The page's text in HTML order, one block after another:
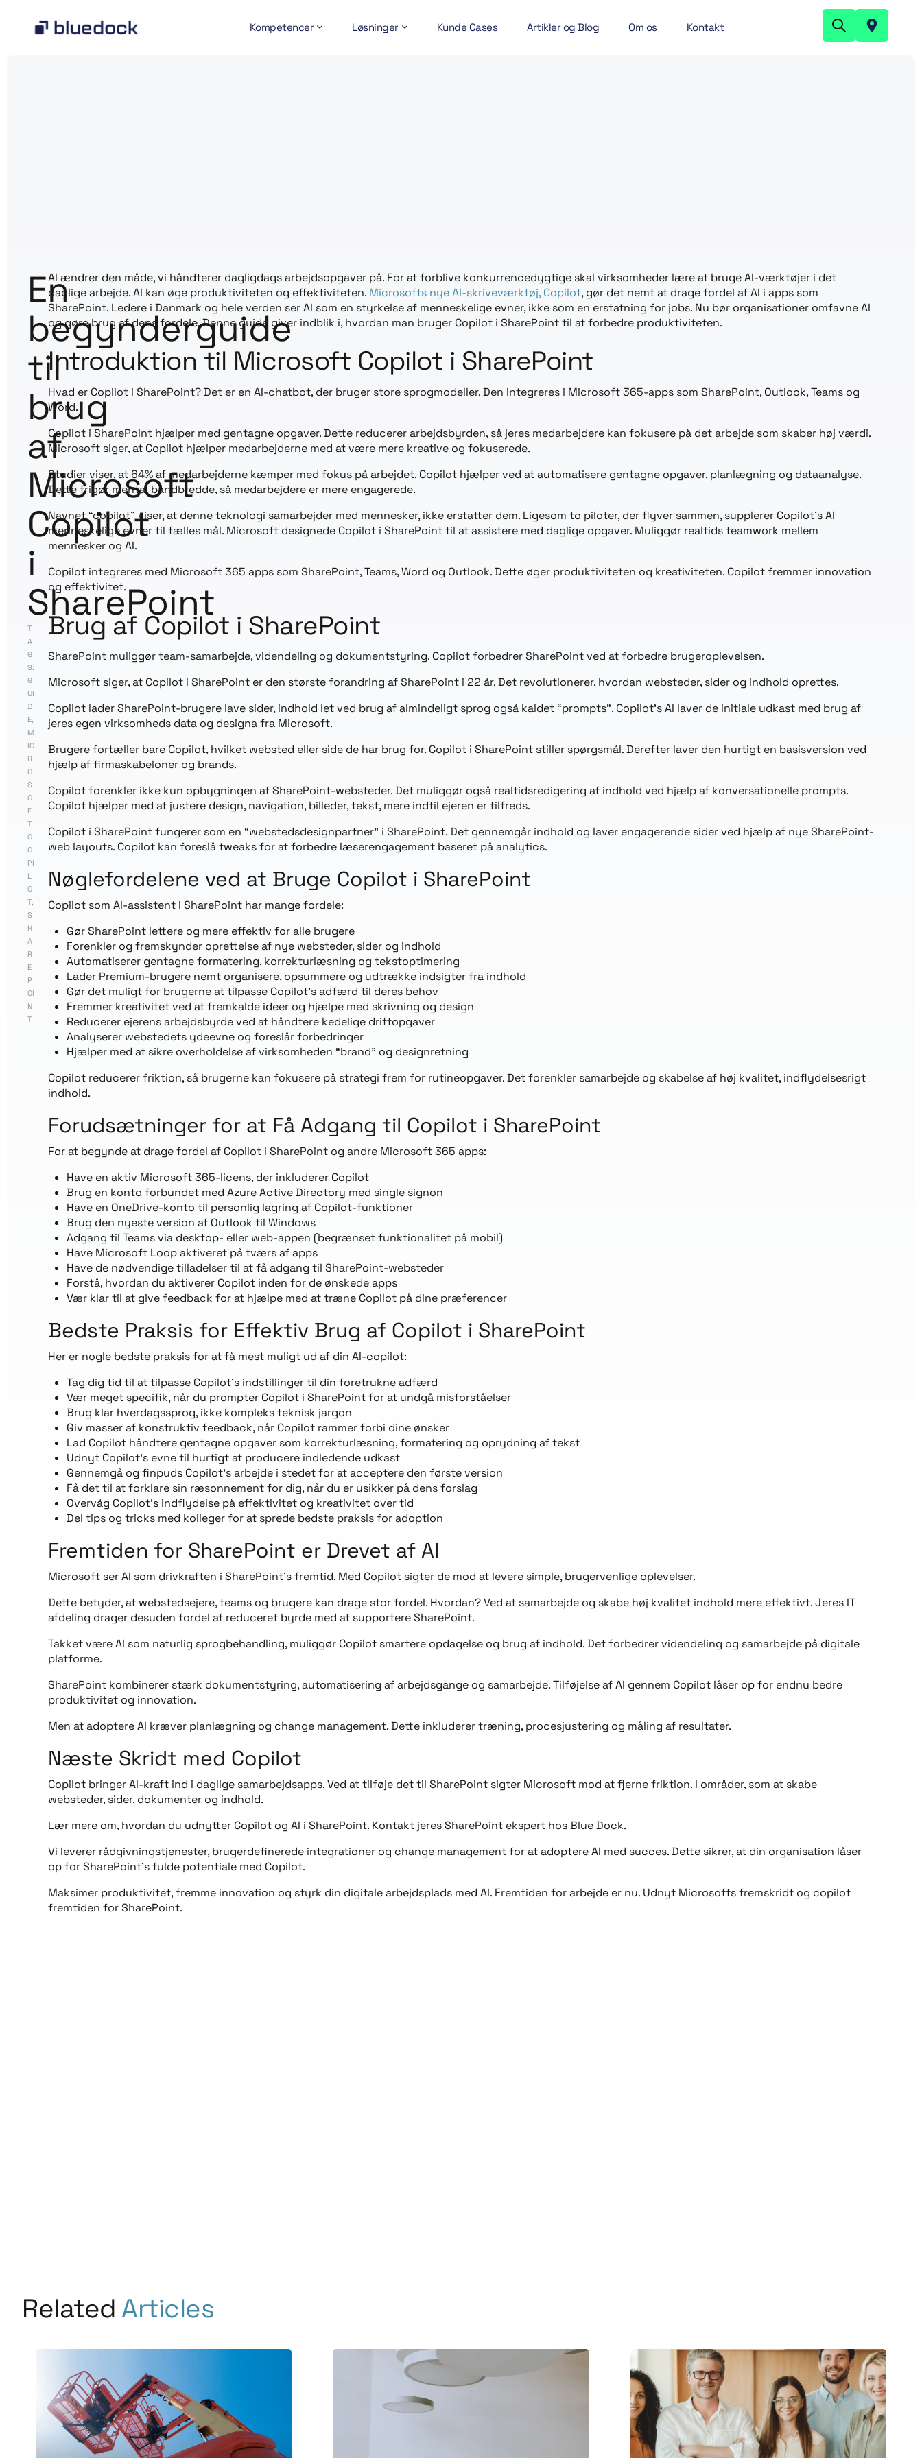
Kompetencer Løsninger Kunde Cases Artikler og Blog Om os Kontakt
En
begynderguide
til
brug
af
Microsoft
Copilot
i
SharePoint
T
A
G
S:
G
UI
D
E,
M
IC
R
O
S
O
F
T
C
O
PI
L
O
T,
S
H
A
R
E
P
OI
N
T
AI ændrer den måde, vi håndterer dagligdags arbejdsopgaver på. For at forblive konkurrencedygtige skal virksomheder lære at bruge AI-værktøjer i det
daglige arbejde. AI kan øge produktiviteten og effektiviteten. Microsofts nye AI-skriveværktøj, Copilot, gør det nemt at drage fordel af AI i apps som
SharePoint. Ledere i Danmark og hele verden ser AI som en styrkelse af menneskelige evner, ikke som en erstatning for jobs. Nu bør organisationer omfavne AI
og gøre brug af dens fordele. Denne guide giver indblik i, hvordan man bruger Copilot i SharePoint til at forbedre produktiviteten.
Introduktion til Microsoft Copilot i SharePoint
Hvad er Copilot i SharePoint? Det er en AI-chatbot, der bruger store sprogmodeller. Den integreres i Microsoft 365-apps som SharePoint, Outlook, Teams og
Word.
Copilot i SharePoint hjælper med gentagne opgaver. Dette reducerer arbejdsbyrden, så jeres medarbejdere kan fokusere på det arbejde som skaber høj værdi.
Microsoft siger, at Copilot hjælper medarbejderne med at være mere kreative og fokuserede.
Studier viser, at 64% af medarbejderne kæmper med fokus på arbejdet. Copilot hjælper ved at automatisere gentagne opgaver, planlægning og dataanalyse.
Dette frigør mental båndbredde, så medarbejdere er mere engagerede.
Navnet “copilot” viser, at denne teknologi samarbejder med mennesker, ikke erstatter dem. Ligesom to piloter, der flyver sammen, supplerer Copilot’s AI
menneskelige evner til fælles mål. Microsoft designede Copilot i SharePoint til at assistere med daglige opgaver. Muliggør realtids teamwork mellem
mennesker og AI.
Copilot integreres med Microsoft 365 apps som SharePoint, Teams, Word og Outlook. Dette øger produktiviteten og kreativiteten. Copilot fremmer innovation
og effektivitet.
Brug af Copilot i SharePoint
SharePoint muliggør team-samarbejde, videndeling og dokumentstyring. Copilot forbedrer SharePoint ved at forbedre brugeroplevelsen.
Microsoft siger, at Copilot i SharePoint er den største forandring af SharePoint i 22 år. Det revolutionerer, hvordan websteder, sider og indhold oprettes.
Copilot lader SharePoint-brugere lave sider, indhold let ved brug af almindeligt sprog også kaldet “prompts”. Copilot’s AI laver de initiale udkast med brug af
jeres egen virksomheds data og designa fra Microsoft.
Brugere fortæller bare Copilot, hvilket websted eller side de har brug for. Copilot i SharePoint stiller spørgsmål. Derefter laver den hurtigt en basisversion ved
hjælp af firmaskabeloner og brands.
Copilot forenkler ikke kun opbygningen af SharePoint-websteder. Det muliggør også realtidsredigering af indhold ved hjælp af konversationelle prompts.
Copilot hjælper med at justere design, navigation, billeder, tekst, mere indtil ejeren er tilfreds.
Copilot i SharePoint fungerer som en “webstedsdesignpartner” i SharePoint. Det gennemgår indhold og laver engagerende sider ved hjælp af nye SharePoint-
web layouts. Copilot kan foreslå tweaks for at forbedre læserengagement baseret på analytics.
Nøglefordelene ved at Bruge Copilot i SharePoint
Copilot som AI-assistent i SharePoint har mange fordele:
Gør SharePoint lettere og mere effektiv for alle brugere
Forenkler og fremskynder oprettelse af nye websteder, sider og indhold
Automatiserer gentagne formatering, korrekturlæsning og tekstoptimering
Lader Premium-brugere nemt organisere, opsummere og udtrække indsigter fra indhold
Gør det muligt for brugerne at tilpasse Copilot’s adfærd til deres behov
Fremmer kreativitet ved at fremkalde ideer og hjælpe med skrivning og design
Reducerer ejerens arbejdsbyrde ved at håndtere kedelige driftopgaver
Analyserer webstedets ydeevne og foreslår forbedringer
Hjælper med at sikre overholdelse af virksomheden “brand” og designretning
Copilot reducerer friktion, så brugerne kan fokusere på strategi frem for rutineopgaver. Det forenkler samarbejde og skabelse af høj kvalitet, indflydelsesrigt
indhold.
Forudsætninger for at Få Adgang til Copilot i SharePoint
For at begynde at drage fordel af Copilot i SharePoint og andre Microsoft 365 apps:
Have en aktiv Microsoft 365-licens, der inkluderer Copilot
Brug en konto forbundet med Azure Active Directory med single signon
Have en OneDrive-konto til personlig lagring af Copilot-funktioner
Brug den nyeste version af Outlook til Windows
Adgang til Teams via desktop- eller web-appen (begrænset funktionalitet på mobil)
Have Microsoft Loop aktiveret på tværs af apps
Have de nødvendige tilladelser til at få adgang til SharePoint-websteder
Forstå, hvordan du aktiverer Copilot inden for de ønskede apps
Vær klar til at give feedback for at hjælpe med at træne Copilot på dine præferencer
Bedste Praksis for Effektiv Brug af Copilot i SharePoint
Her er nogle bedste praksis for at få mest muligt ud af din AI-copilot:
Tag dig tid til at tilpasse Copilot’s indstillinger til din foretrukne adfærd
Vær meget specifik, når du prompter Copilot i SharePoint for at undgå misforståelser
Brug klar hverdagssprog, ikke kompleks teknisk jargon
Giv masser af konstruktiv feedback, når Copilot rammer forbi dine ønsker
Lad Copilot håndtere gentagne opgaver som korrekturlæsning, formatering og oprydning af tekst
Udnyt Copilot’s evne til hurtigt at producere indledende udkast
Gennemgå og finpuds Copilot’s arbejde i stedet for at acceptere den første version
Få det til at forklare sin ræsonnement for dig, når du er usikker på dens forslag
Overvåg Copilot’s indflydelse på effektivitet og kreativitet over tid
Del tips og tricks med kolleger for at sprede bedste praksis for adoption
Fremtiden for SharePoint er Drevet af AI
Microsoft ser AI som drivkraften i SharePoint’s fremtid. Med Copilot sigter de mod at levere simple, brugervenlige oplevelser.
Dette betyder, at webstedsejere, teams og brugere kan drage stor fordel. Hvordan? Ved at samarbejde og skabe høj kvalitet indhold mere effektivt. Jeres IT
afdeling drager desuden fordel af reduceret byrde med at supportere SharePoint.
Takket være AI som naturlig sprogbehandling, muliggør Copilot smartere opdagelse og brug af indhold. Det forbedrer videndeling og samarbejde på digitale
platforme.
SharePoint kombinerer stærk dokumentstyring, automatisering af arbejdsgange og samarbejde. Tilføjelse af AI gennem Copilot låser op for endnu bedre
produktivitet og innovation.
Men at adoptere AI kræver planlægning og change management. Dette inkluderer træning, procesjustering og måling af resultater.
Næste Skridt med Copilot
Copilot bringer AI-kraft ind i daglige samarbejdsapps. Ved at tilføje det til SharePoint sigter Microsoft mod at fjerne friktion. I områder, som at skabe
websteder, sider, dokumenter og indhold.
Lær mere om, hvordan du udnytter Copilot og AI i SharePoint. Kontakt jeres SharePoint ekspert hos Blue Dock.
Vi leverer rådgivningstjenester, brugerdefinerede integrationer og change management for at adoptere AI med succes. Dette sikrer, at din organisation låser
op for SharePoint’s fulde potentiale med Copilot.
Maksimer produktivitet, fremme innovation og styrk din digitale arbejdsplads med AI. Fremtiden for arbejde er nu. Udnyt Microsofts fremskridt og copilot
fremtiden for SharePoint.
Related Articles